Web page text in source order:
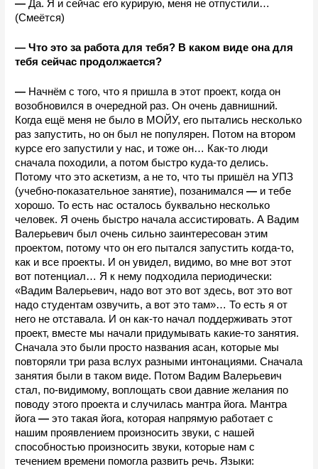
— Да. Я и сейчас его курирую, меня не отпустили…
(Смеётся)
— Что это за работа для тебя? В каком виде она для
тебя сейчас продолжается?
— Начнём с того, что я пришла в этот проект, когда он
возобновился в очередной раз. Он очень давнишний.
Когда ещё меня не было в МОЙУ, его пытались несколько
раз запустить, но он был не популярен. Потом на втором
курсе его запустили у нас, и тоже он… Как-то люди
сначала походили, а потом быстро куда-то делись.
Потому что это аскетизм, а не то, что ты пришёл на УПЗ
(учебно-показательное занятие), позанимался — и тебе
хорошо. То есть нас осталось буквально несколько
человек. Я очень быстро начала ассистировать. А Вадим
Валерьевич был очень сильно заинтересован этим
проектом, потому что он его пытался запустить когда-то,
как и все проекты. И он увидел, видимо, во мне вот этот
вот потенциал… Я к нему подходила периодически:
«Вадим Валерьевич, надо вот это вот здесь, вот это вот
надо студентам озвучить, а вот это там»… То есть я от
него не отставала. И он как-то начал поддерживать этот
проект, вместе мы начали придумывать какие-то занятия.
Сначала это были просто названия асан, которые мы
повторяли три раза вслух разными интонациями. Сначала
занятия были в таком виде. Потом Вадим Валерьевич
стал, по-видимому, воплощать свои давние желания по
поводу этого проекта и случилась мантра йога. Мантра
йога — это такая йога, которая напрямую работает с
нашим проявлением произносить звуки, с нашей
способностью произносить звуки, которые нам с
течением времени помогла развить речь. Языки: